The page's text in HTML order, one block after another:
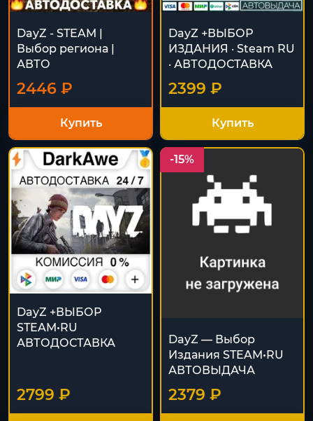
DayZ - STEAM |
Выбор региона |
АВТО
2446 ₽
Купить
DayZ +ВЫБОР
ИЗДАНИЯ · Steam RU
· АВТОДОСТАВКА
2399 ₽
Купить
DayZ +ВЫБОР
STEAM•RU
АВТОДОСТАВКА
2799 ₽
-15%
DayZ — Выбор
Издания STEAM•RU
АВТОВЫДАЧА
2379 ₽